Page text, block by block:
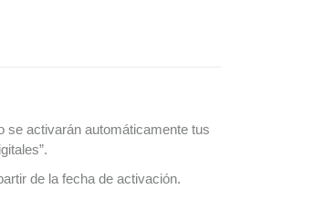
se activarán automáticamente tus
de la fecha de activación.